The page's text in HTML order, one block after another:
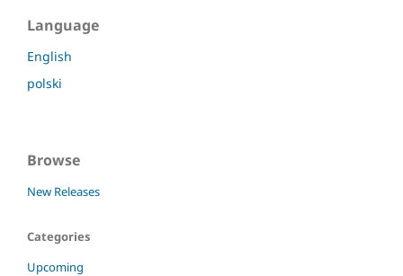
Language
English
polski
Browse
New Releases
Categories
Upcoming